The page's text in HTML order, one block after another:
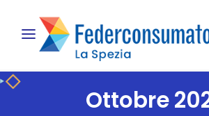
Ottobre